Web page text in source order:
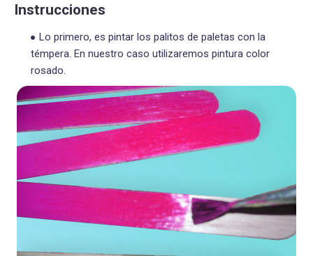
Instrucciones
Lo primero, es pintar los palitos de paletas con la
témpera. En nuestro caso utilizaremos pintura color
rosado.